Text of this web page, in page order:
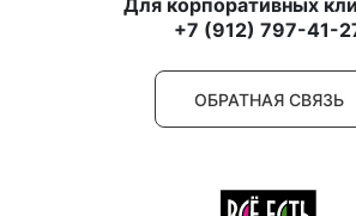
Для корпоративных
+7 (912) 797-41-
ОБРАТНАЯ СВЯЗЬ